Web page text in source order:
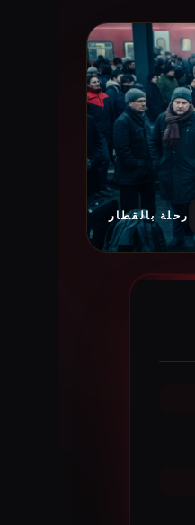
رحلة بالقطار